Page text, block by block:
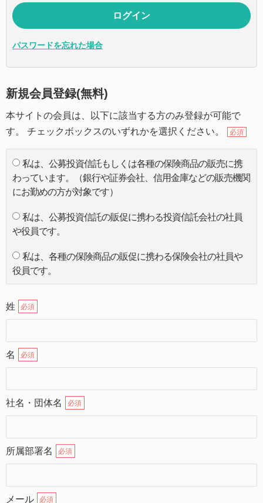
パスワードを忘れた場合
新規会員登録(無料)
本サイトの会員は、以下に該当する方のみ登録が可能で
す。 チェックボックスのいずれかを選択ください。
必須
私は、公募投資信託もしくは各種の保険商品の販売に携
わっています。（銀行や証券会社、信用金庫などの販売機関
にお勤めの方が対象です）
私は、公募投資信託の販促に携わる投資信託会社の社員
や役員です。
私は、各種の保険商品の販促に携わる保険会社の社員や
役員です。
姓 必須
名 必須
社名・団体名 必須
所属部署名 必須
メール 必須